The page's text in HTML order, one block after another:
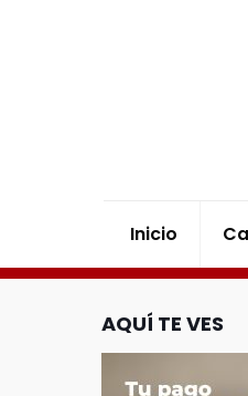
Inicio
AQUÍ TE VES